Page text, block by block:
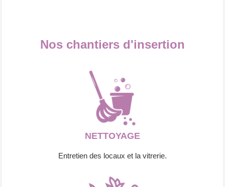
Nos chantiers d'insertion
NETTOYAGE
Entretien des locaux et la vitrerie.